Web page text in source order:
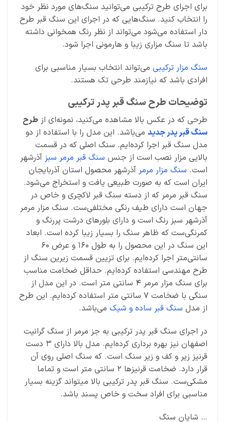
برای اجرای طرح ترکیبی می‌توانید سنگ‌های مورد نظر خود
را انتخاب کنید. سنگ‌هایی که در اجرای این سنگ قبر طرح
دار استفاده می‌شود می‌تواند از نظر رنگ همخوانی داشته
باشد تا سنگ مزاری زیبا و هارمونی اجرا شود.
سنگ مزار ترکیبیمی‌تواند انتخاب بسیار مناسبی برای
افرادی باشد که نیازمند طرحی تک هستند.
توضیحات طرح سنگ قبر پدر ترکیبی
طرحی که در عکس بالا مشاهده می‌کنید، نمونه‌ای از طرح
سنگ قبر پدر جدیدمی‌باشد. این مدل را با استفاده از دو
مدل سنگ قبر اجرا کرده‌ایم. سنگ اصلی که در قسمت
بالایی مزار نصب است از جنسسنگ قبر مرمر سبزآذرشهر
است.سنگ مزار مرمرآذرشهر محصول استان آذربایجان
ایران است که به صورت طبیعی یافت و استخراج می‌شود.
سنگ قبر مرمر که از دسته سنگ‌ قبر لاکچری و خاص در
جهان است دارای طیف رنگی مختلفی‌ست. سنگ مزار مرمر
آذرشهر سبز رنگ است و دارای بلورهای درشت پررنگ و
کمرنگی‌ست که ظاهر سنگ را بسیار زیبا کرده است. ابعاد
این سنگ در این محصول را به طول 160 و عرض 60
سانتی‌متر اجرا کرده‌ایم. برای تزیین قسمت زیرین سنگ از
طرح مهندسی استفاده کرده‌ایم. حداقل ضخامت مناسب
برای سنگ مزار مرمر 4 سانتی متر است. در این مدل از
سنگی با ضخامت 7 سانتی متر استفاده کرده‌ایم. این طرح
از مدلسنگ قبر ساده و شیکمی‌باشد.
در اجرای سنگ قبر پدر ترکیبی به جز مرمر از سنگ گرانیت
اصفهان نیز بهره برداری کرده‌ایم. مدل بالا دارای 3 دست
قرنیز زیر و کف و زیر سنگ است. که سنگ اصلی روی آن
قرار دارد. ضخامت قرنیزها 2 سانتی متر است و تماما
مشکی‌ست. سنگ قبر پدر ترکیبی بالا میتواند گزینه بسیار
مناسبی برای افراد سخت و خاص پسند باشد.
… شایان سنگ